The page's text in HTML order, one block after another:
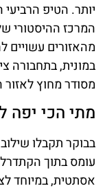
יותר. הטיפ
המרכז ההיסטורי
מהאזורים עשויים
במונית, בתחבורה
מסודר מחוץ
מתי הכי יפה
בבוקר תקבלו
עומס בתוך
אסתטית, במיוחד